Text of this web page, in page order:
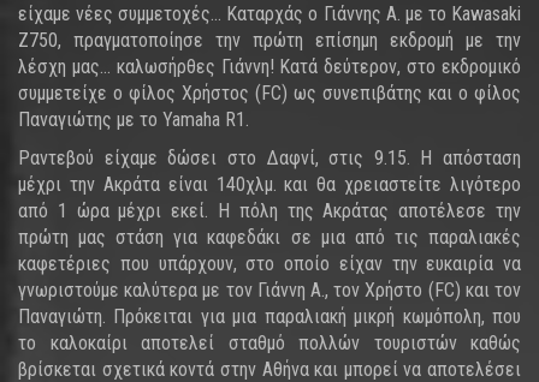
είχαμε νέες συμμετοχές... Καταρχάς ο Γιάννης Α. με το Kawasaki
Z750, πραγματοποίησε την πρώτη επίσημη εκδρομή με την
λέσχη μας... καλωσήρθες Γιάννη! Κατά δεύτερον, στο εκδρομικό
συμμετείχε ο φίλος Χρήστος (FC) ως συνεπιβάτης και ο φίλος
Παναγιώτης με το Yamaha R1.
Ραντεβού είχαμε δώσει στο Δαφνί, στις 9.15. Η απόσταση
μέχρι την Ακράτα είναι 140χλμ. και θα χρειαστείτε λιγότερο
από 1 ώρα μέχρι εκεί. Η πόλη της Ακράτας αποτέλεσε την
πρώτη μας στάση για καφεδάκι σε μια από τις παραλιακές
καφετέριες που υπάρχουν, στο οποίο είχαν την ευκαιρία να
γνωριστούμε καλύτερα με τον Γιάννη Α., τον Χρήστο (FC) και τον
Παναγιώτη. Πρόκειται για μια παραλιακή μικρή κωμόπολη, που
το καλοκαίρι αποτελεί σταθμό πολλών τουριστών καθώς
βρίσκεται σχετικά κοντά στην Αθήνα και μπορεί να αποτελέσει